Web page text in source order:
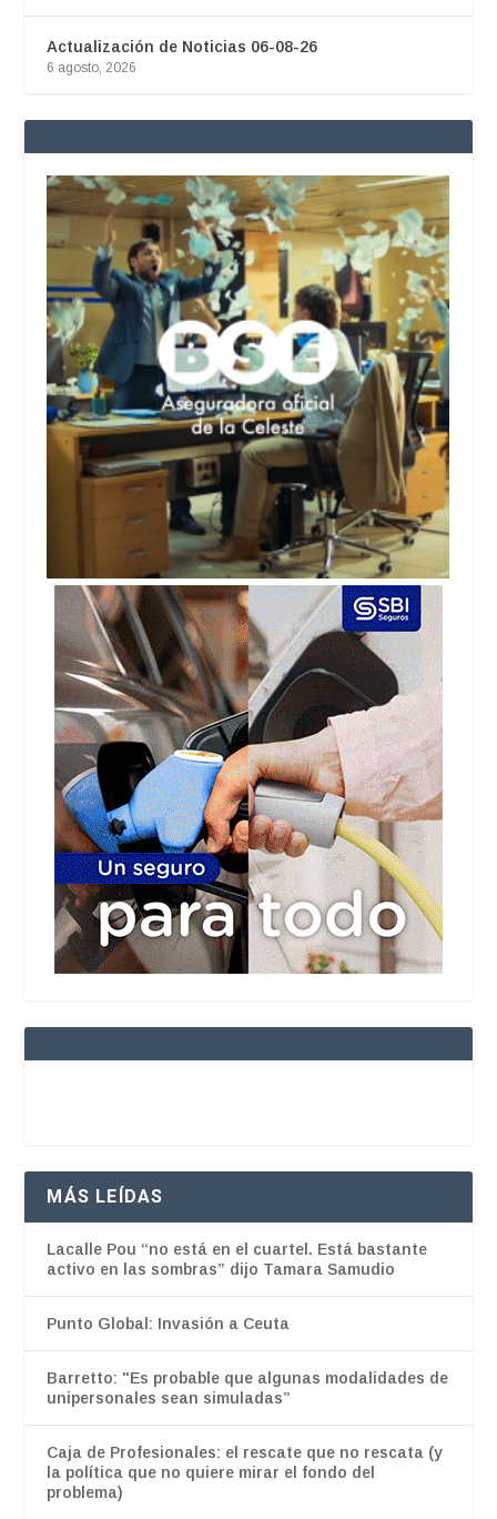
Actualización de Noticias 06-08-26
6 agosto, 2026
MÁS LEÍDAS
Lacalle Pou “no está en el cuartel. Está bastante
activo en las sombras” dijo Tamara Samudio
Punto Global: Invasión a Ceuta
Barretto: "Es probable que algunas modalidades de
unipersonales sean simuladas”
Caja de Profesionales: el rescate que no rescata (y
la política que no quiere mirar el fondo del
problema)